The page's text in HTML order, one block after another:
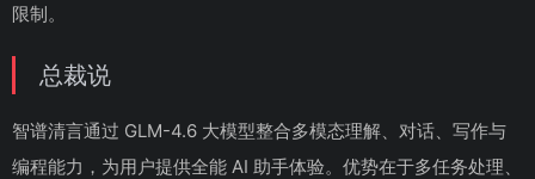
限制。
总裁说
智谱清言通过 GLM-4.6 大模型整合多模态理解、对话、写作与
编程能力，为用户提供全能 AI 助手体验。优势在于多任务处理、